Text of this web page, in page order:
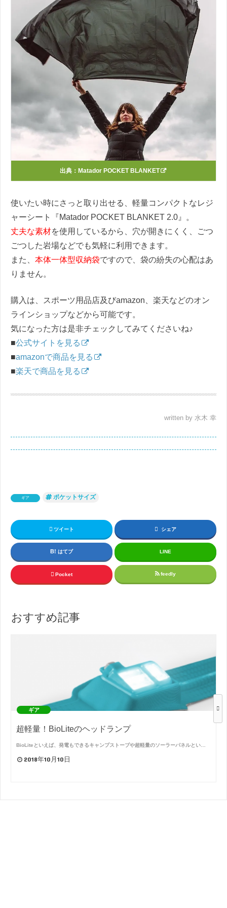
出典： Matador POCKET BLANKET
使いたい時にさっと取り出せる、軽量コンパクトなレジ
ャーシート『Matador POCKET BLANKET 2.0』。
丈夫な素材を使用しているから、穴が開きにくく、ごつ
ごつした岩場などでも気軽に利用できます。
また、 本体一体型収納袋ですので、袋の紛失の心配はあ
りません。
購入は、スポーツ用品店及びamazon、楽天などのオン
ラインショップなどから可能です。
気になった方は是非チェックしてみてくださいね♪
■公式サイトを見る
■amazonで商品を見る
■楽天で商品を見る
written by 水木 幸
ギア ポケットサイズ
ツイート シェア
はてブ LINE
Pocket feedly
おすすめ記事
ギア
超軽量！BioLiteのヘッドランプ
BioLiteといえば、発電もできるキャンプストーブや超軽量のソーラーパネルとい…
2018年10月10日